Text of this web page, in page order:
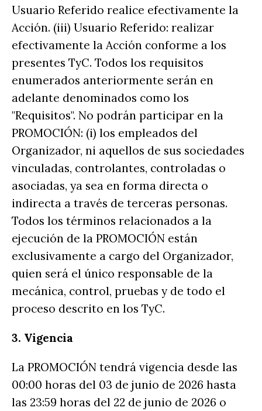
Usuario Referido realice efectivamente la
Acción. (iii) Usuario Referido: realizar
efectivamente la Acción conforme a los
presentes TyC. Todos los requisitos
enumerados anteriormente serán en
adelante denominados como los
"Requisitos". No podrán participar en la
PROMOCIÓN: (i) los empleados del
Organizador, ni aquellos de sus sociedades
vinculadas, controlantes, controladas o
asociadas, ya sea en forma directa o
indirecta a través de terceras personas.
Todos los términos relacionados a la
ejecución de la PROMOCIÓN están
exclusivamente a cargo del Organizador,
quien será el único responsable de la
mecánica, control, pruebas y de todo el
proceso descrito en los TyC.
3. Vigencia
La PROMOCIÓN tendrá vigencia desde las
00:00 horas del 03 de junio de 2026 hasta
las 23:59 horas del 22 de junio de 2026 o